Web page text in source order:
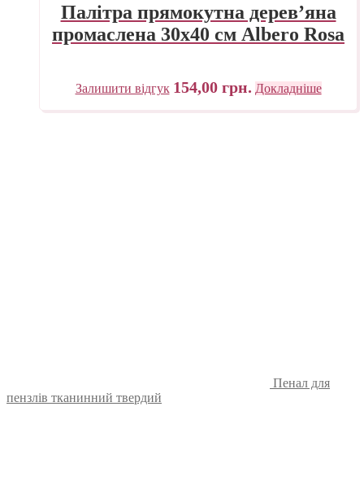
Палітра прямокутна дерев’яна
промаслена 30х40 см Albero Rosa
Залишити відгук 154,00 грн. Докладніше
Пенал для
пензлів тканинний твердий